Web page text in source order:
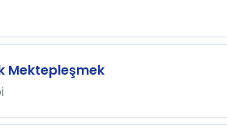
Mektepleşmek